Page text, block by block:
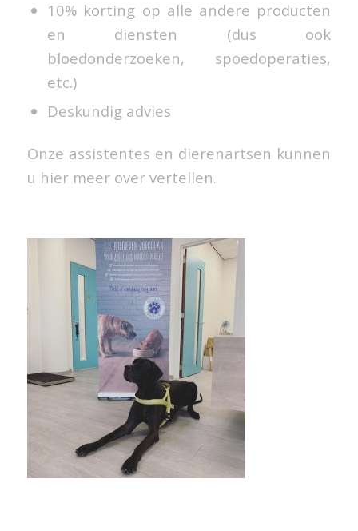
10% korting op alle andere producten
en diensten (dus ook
bloedonderzoeken, spoedoperaties,
etc.)
Deskundig advies
Onze assistentes en dierenartsen kunnen
u hier meer over vertellen.